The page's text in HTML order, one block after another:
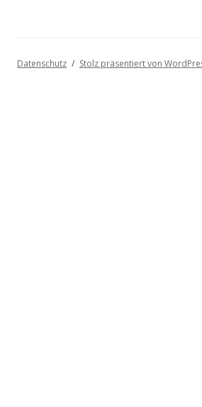
Datenschutz Stolz präsentiert von